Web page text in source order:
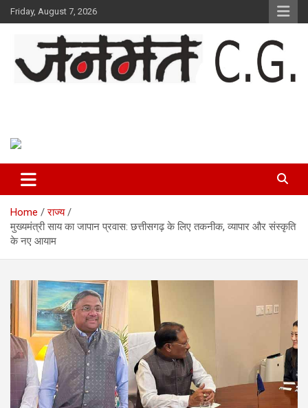
Skip
to
Friday, August 7, 2026
Home
राज्य
मुख्यमंत्री साय का जापान प्रवास: छत्तीसगढ़ के लिए तकनीक, व्यापार और संस्कृति
के नए आयाम